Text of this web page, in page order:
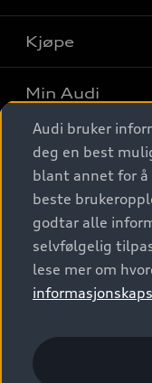
Finn din Audi
Sammenlign
Elbiler
SUV
Stasjonsvogn
Sportback
S/RS
Konseptbiler og
Kjøpe
Kjøpshjelp
Biler på lager
Finn forhandler
Bestill prøvekjøring
Kontakt forhandler
Bilgarantier
Min Audi
Behold
Audi Originalt
Verkstedtjenester
Digitale
Audi digitale
Audi connect
Functions on
Kom i gang med
Audi Norge
Kundeservice
Audi Driving
© 2026 AUDI
Imprint
Audi bruker
deg en best
blant annet for å
beste
godtar alle
selvfølgelig
lese mer om